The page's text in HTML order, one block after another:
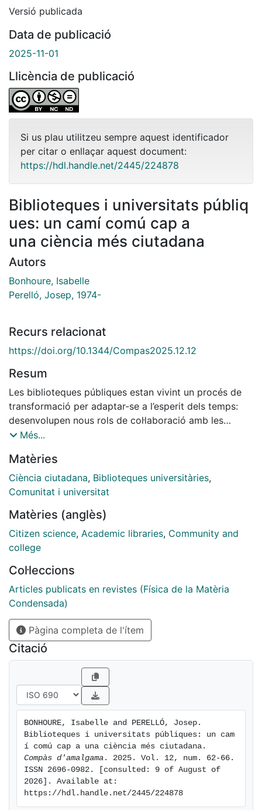
Versió publicada
Data de publicació
2025-11-01
Llicència de publicació
Si us plau utilitzeu sempre aquest identificador
per citar o enllaçar aquest document:
https://hdl.handle.net/2445/224878
Biblioteques i universitats públiq
ues: un camí comú cap a
una ciència més ciutadana
Autors
Bonhoure, Isabelle
Perelló, Josep, 1974-
Recurs relacionat
https://doi.org/10.1344/Compas2025.12.12
Resum
Les biblioteques públiques estan vivint un procés de
transformació per adaptar-se a l’esperit dels temps:
desenvolupen nous rols de col·laboració amb les
universitats, apropen la recerca científica a la
social i ambiental per als ciutadans.
Més...
Matèries
Ciència ciutadana, Biblioteques universitàries,
Comunitat i universitat
Matèries (anglès)
Citizen science, Academic libraries, Community and
college
Col·leccions
Articles publicats en revistes (Física de la Matèria
Condensada)
Pàgina completa de l'ítem
Citació
BONHOURE, Isabelle and PERELLÓ, Josep.
Biblioteques i universitats públiques: un cam
Compàs d'amalgama . 2025. Vol. 12, num. 62-66.
ISSN 2696-0982. [consulted: 9 of August of
2026]. Available at:
https://hdl.handle.net/2445/224878